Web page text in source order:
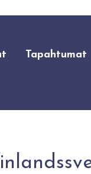
Tapahtumat